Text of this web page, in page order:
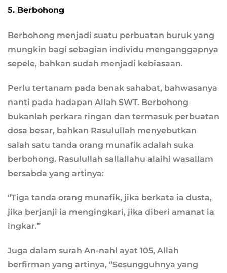
5. Berbohong
Berbohong menjadi suatu perbuatan buruk yang
mungkin bagi sebagian individu menganggapnya
sepele, bahkan sudah menjadi kebiasaan.
Perlu tertanam pada benak sahabat, bahwasanya
nanti pada hadapan Allah SWT. Berbohong
bukanlah perkara ringan dan termasuk perbuatan
dosa besar, bahkan Rasulullah menyebutkan
salah satu tanda orang munafik adalah suka
berbohong. Rasulullah sallallahu alaihi wasallam
bersabda yang artinya:
“Tiga tanda orang munafik, jika berkata ia dusta,
jika berjanji ia mengingkari, jika diberi amanat ia
ingkar.”
Juga dalam surah An-nahl ayat 105, Allah
berfirman yang artinya, “Sesungguhnya yang